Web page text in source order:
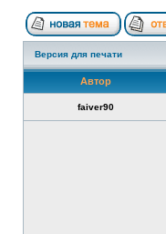
Версия для печати
Автор
faiver90